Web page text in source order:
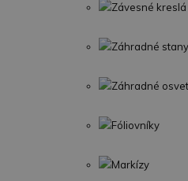
Závesné kreslá
Záhradné
Záhradné
Fóliovníky
Markízy